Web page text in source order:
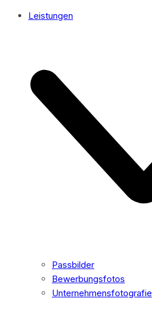
Leistungen
Passbilder
Bewerbungsfotos
Unternehmensfotografie